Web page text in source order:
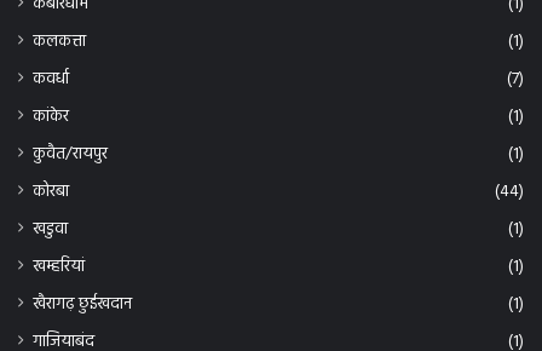
कलकत्ता
(1)
कवर्धा
(7)
कांकेर
(1)
कुवैत/रायपुर
(1)
कोरबा
(44)
खडुवा
(1)
खम्हरियां
(1)
खैरागढ़ छुईखदान
(1)
गाजियाबंद
(1)